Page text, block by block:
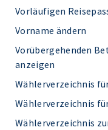
Vorläufigen
Vorname ändern
Vorübergehenden
anzeigen
Wählerverzeichnis
Wählerverzeichnis
Wählerverzeichnis